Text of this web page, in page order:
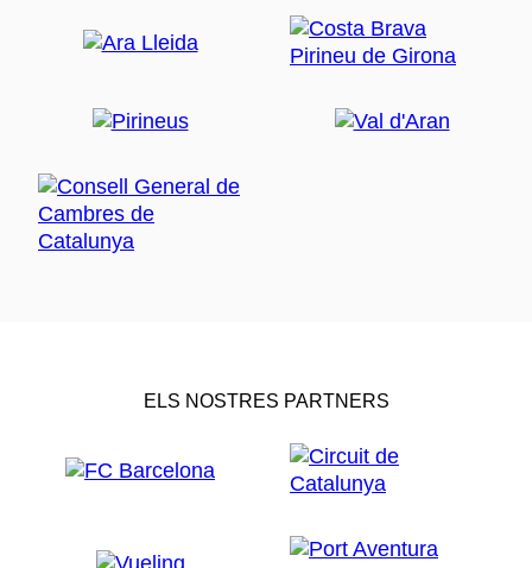
ELS NOSTRES PARTNERS